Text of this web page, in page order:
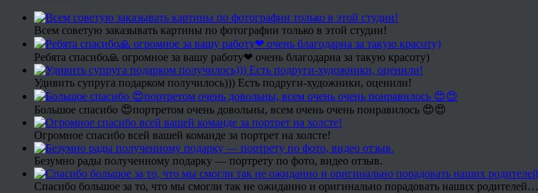
Всем советую заказывать картины по фотографии только в этой студии!
Ребята спасибо🙏 огромное за вашу работу❤ очень благодарна за такую красоту)
Удивить супруга подарком получилось))) Есть подруги-художники, оценили!
Большое спасибо 😍портретом очень довольны, всем очень очень понравилось 😍😍
Огромное спасибо всей вашей команде за портрет на холсте!
Безумно рады полученному подарку — портрету по фото, видео отзыв.
Спасибо большое за то, что мы смогли так не ожиданно и оригинально порадовать наших родителей…